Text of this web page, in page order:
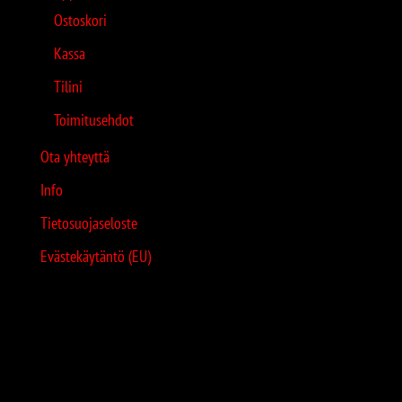
Ostoskori
Kassa
Tilini
Toimitusehdot
Ota yhteyttä
Info
Tietosuojaseloste
Evästekäytäntö (EU)